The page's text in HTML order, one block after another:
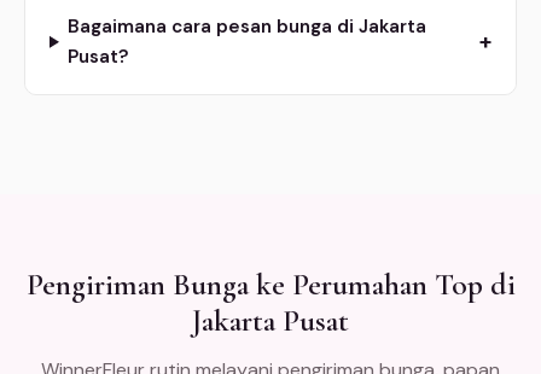
Bagaimana cara pesan bunga di Jakarta
Pusat?
+
Pengiriman Bunga ke Perumahan Top di
Jakarta Pusat